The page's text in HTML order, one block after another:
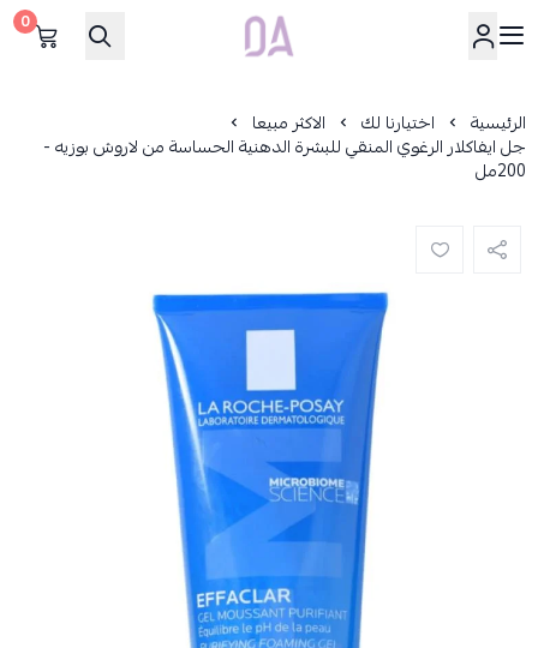
Dar Alamirat
0
الرئيسية اختيارنا لك الاكثر مبيعا
جل ايفاكلار الرغوي المنقي للبشرة الدهنية الحساسة من لاروش بوزيه -
200مل